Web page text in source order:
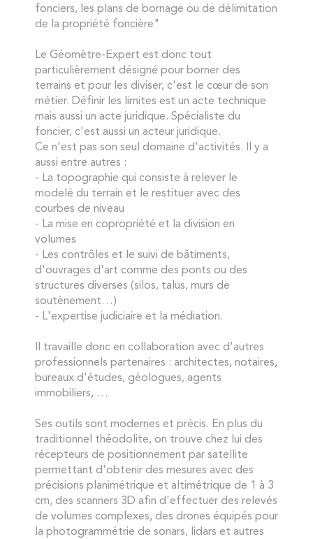
fonciers, les plans de bornage ou de délimitation
de la propriété foncière"
Le Géomètre-Expert est donc tout
particulièrement désigné pour borner des
terrains et pour les diviser, c'est le cœur de son
métier. Définir les limites est un acte technique
mais aussi un acte juridique. Spécialiste du
foncier, c'est aussi un acteur juridique.
Ce n'est pas son seul domaine d'activités. Il y a
aussi entre autres :
- La topographie qui consiste à relever le
modelé du terrain et le restituer avec des
courbes de niveau
- La mise en copropriété et la division en
volumes
- Les contrôles et le suivi de bâtiments,
d'ouvrages d'art comme des ponts ou des
structures diverses (silos, talus, murs de
soutènement…)
- L'expertise judiciaire et la médiation.
Il travaille donc en collaboration avec d'autres
professionnels partenaires : architectes, notaires,
bureaux d'études, géologues, agents
immobiliers, …
Ses outils sont modernes et précis. En plus du
traditionnel théodolite, on trouve chez lui des
récepteurs de positionnement par satellite
permettant d'obtenir des mesures avec des
précisions planimétrique et altimétrique de 1 à 3
cm, des scanners 3D afin d'effectuer des relevés
de volumes complexes, des drones équipés pour
la photogrammétrie de sonars, lidars et autres